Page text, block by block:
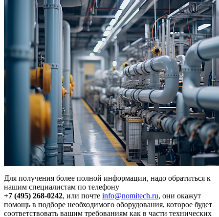
Для получения более полной информации, надо обратиться к
нашим специалистам по телефону
+7 (495) 268-0242, или почте info@nomitech.ru, они окажут
помощь в подборе необходимого оборудования, которое будет
соответствовать вашим требованиям как в части технических